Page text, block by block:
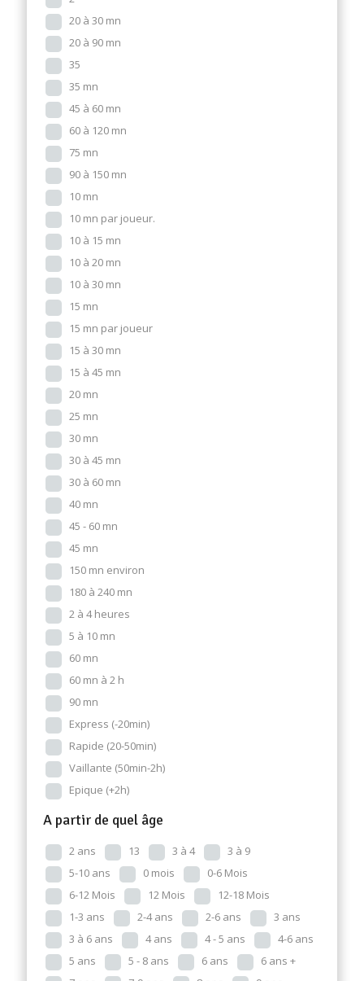
20 à 30 mn
20 à 90 mn
35
35 mn
45 à 60 mn
60 à 120 mn
75 mn
90 à 150 mn
10 mn
10 mn par joueur.
10 à 15 mn
10 à 20 mn
10 à 30 mn
15 mn
15 mn par joueur
15 à 30 mn
15 à 45 mn
20 mn
25 mn
30 mn
30 à 45 mn
30 à 60 mn
40 mn
45 - 60 mn
45 mn
150 mn environ
180 à 240 mn
2 à 4 heures
5 à 10 mn
60 mn
60 mn à 2 h
90 mn
Express (-20min)
Rapide (20-50min)
Vaillante (50min-2h)
Epique (+2h)
A partir de quel âge
2 ans 13 3 à 4
3 à 9
5-10 ans
0 mois
0-6 Mois
6-12 Mois
12 Mois
12-18 Mois
1-3 ans
2-4 ans 2-6 ans
3 ans
3 à 6 ans
4 ans 4 - 5 ans
4-6 ans
5 ans
5 - 8 ans 6 ans
6 ans +